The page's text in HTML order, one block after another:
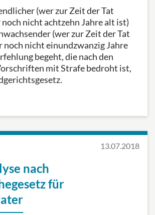
(wer zur Zeit der Tat
nicht achtzehn Jahre alt ist)
(wer zur Zeit der Tat
noch nicht einundzwanzig Jahre
begeht, die nach den
mit Strafe bedroht ist,
13.07.2018
nach
für